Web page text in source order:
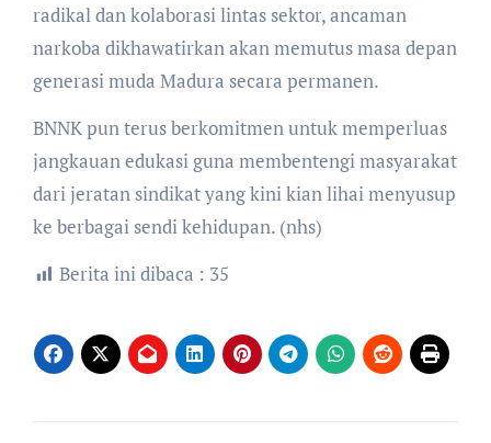
radikal dan kolaborasi lintas sektor, ancaman
narkoba dikhawatirkan akan memutus masa depan
generasi muda Madura secara permanen.
​BNNK pun terus berkomitmen untuk memperluas
jangkauan edukasi guna membentengi masyarakat
dari jeratan sindikat yang kini kian lihai menyusup
ke berbagai sendi kehidupan. (nhs)
Berita ini dibaca : 35